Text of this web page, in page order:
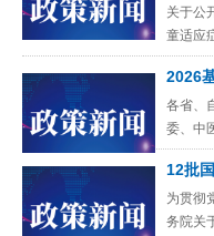
关于公
童适应
意见的
药研发
2026
各省、
委、中
决策部
医疗卫
​12批
为贯彻
务院关